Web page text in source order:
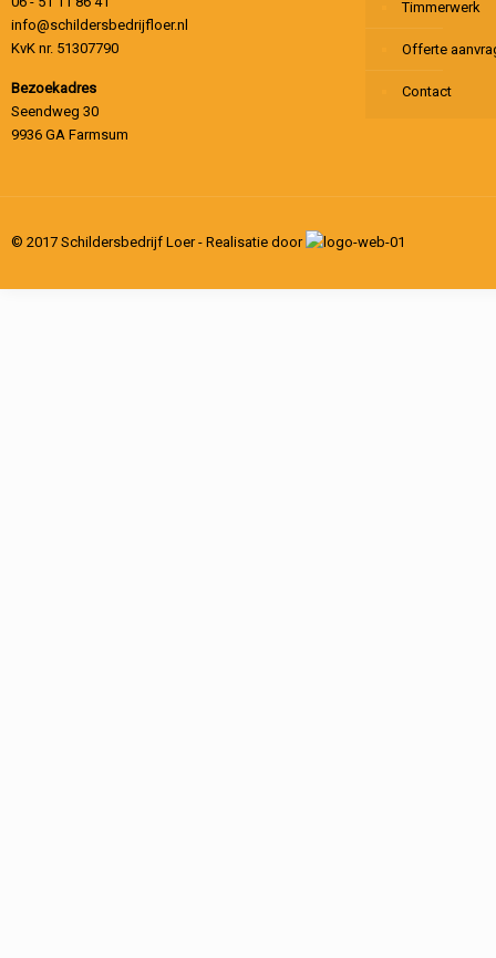
info@schildersbedrijfloer.nl
KvK nr. 51307790
Bezoekadres
Seendweg 30
9936 GA Farmsum
Timmerwerk
Offerte
Contact
© 2017 Schildersbedrijf Loer - Realisatie door